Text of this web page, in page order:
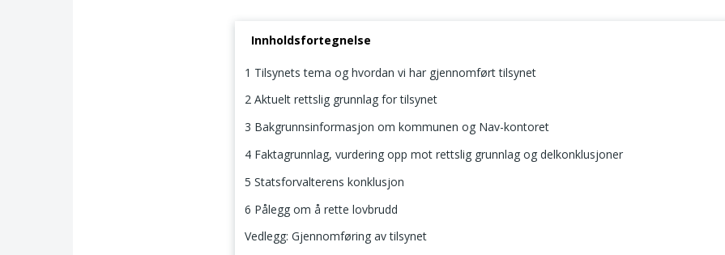
Innholdsfortegnelse
1 Tilsynets tema og hvordan vi har gjennomført tilsynet
2 Aktuelt rettslig grunnlag for tilsynet
3 Bakgrunnsinformasjon om kommunen og Nav-kontoret
4 Faktagrunnlag, vurdering opp mot rettslig grunnlag og delkonklusjoner
5 Statsforvalterens konklusjon
6 Pålegg om å rette lovbrudd
Vedlegg: Gjennomføring av tilsynet